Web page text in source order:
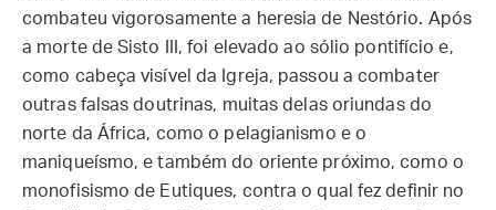
combateu vigorosamente a heresia de Nestório. Após
a morte de Sisto III, foi elevado ao sólio pontifício e,
como cabeça visível da Igreja, passou a combater
outras falsas doutrinas, muitas delas oriundas do
norte da África, como o pelagianismo e o
maniqueísmo, e também do oriente próximo, como o
monofisismo de Eutiques, contra o qual fez definir no